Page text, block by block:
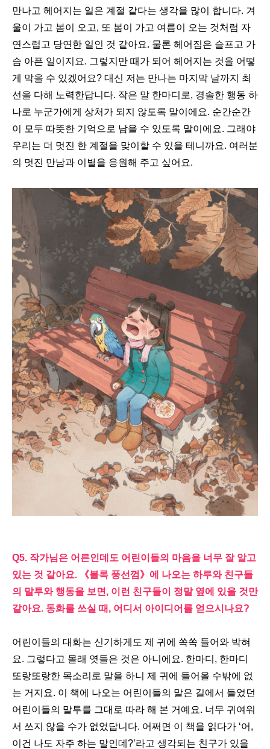
만나고 헤어지는 일은 계절 같다는 생각을 많이 합니다. 겨
울이 가고 봄이 오고, 또 봄이 가고 여름이 오는 것처럼 자
연스럽고 당연한 일인 것 같아요. 물론 헤어짐은 슬프고 가
슴 아픈 일이지요. 그렇지만 때가 되어 헤어지는 것을 어떻
게 막을 수 있겠어요? 대신 저는 만나는 마지막 날까지 최
선을 다해 노력한답니다. 작은 말 한마디로, 경솔한 행동 하
나로 누군가에게 상처가 되지 않도록 말이에요. 순간순간
이 모두 따뜻한 기억으로 남을 수 있도록 말이에요. 그래야
우리는 더 멋진 한 계절을 맞이할 수 있을 테니까요. 여러분
의 멋진 만남과 이별을 응원해 주고 싶어요.
Q5. 작가님은 어른인데도 어린이들의 마음을 너무 잘 알고
있는 것 같아요. 《볼록 풍선껌 》 에 나오는 하루와 친구들
의 말투와 행동을 보면 , 이런 친구들이 정말 옆에 있을 것만
같아요. 동화를 쓰실 때 , 어디서 아이디어를 얻으시나요?
어린이들의 대화는 신기하게도 제 귀에 쏙쏙 들어와 박혀
요. 그렇다고 몰래 엿들은 것은 아니에요. 한마디 , 한마디
또랑또랑한 목소리로 말을 하니 제 귀에 들어올 수밖에 없
는 거지요. 이 책에 나오는 어린이들의 말은 길에서 들었던
어린이들의 말투를 그대로 따라 해 본 거예요. 너무 귀여워
서 쓰지 않을 수가 없었답니다. 어쩌면 이 책을 읽다가 ‘어 ,
이건 나도 자주 하는 말인데 ?’라고 생각되는 친구가 있을